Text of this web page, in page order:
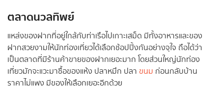
ตลาดนวลทิพย์
แหล่งของฝากที่อยู่ใกล้กับท่าเรือไปเกาะเสม็ด มีทั้งอาหารและของ
ฝากสวยงามให้นักท่องเที่ยวได้เลือกช้อปปิ้งกันอย่างจุใจ ถือได้ว่า
เป็นตลาดที่มีร้านค้าขายของฝากเยอะมาก โดยส่วนใหญ่นักท่อง
เที่ยวมักจะแวะมาซื้อของแห้ง ปลาหมึก ปลา ขนม ก่อนกลับบ้าน
ราคาไม่แพง มีของให้เลือกเยอะอีกด้วย